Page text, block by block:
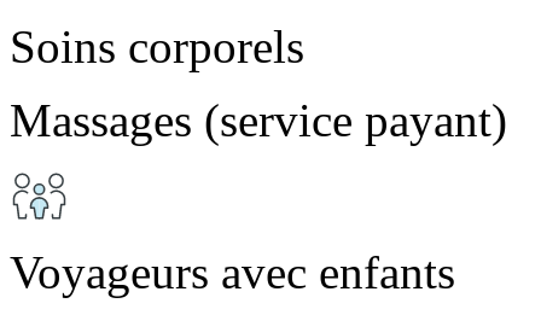
Soins corporels
Massages (service payant)
Voyageurs avec enfants